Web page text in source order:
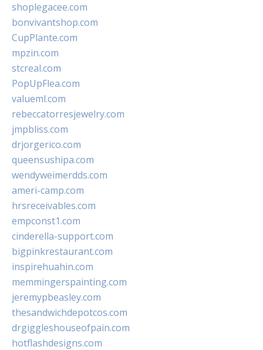
shoplegacee.com
bonvivantshop.com
CupPlante.com
mpzin.com
stcreal.com
PopUpFlea.com
valueml.com
rebeccatorresjewelry.com
jmpbliss.com
drjorgerico.com
queensushipa.com
wendyweimerdds.com
ameri-camp.com
hrsreceivables.com
empconst1.com
cinderella-support.com
bigpinkrestaurant.com
inspirehuahin.com
memmingerspainting.com
jeremypbeasley.com
thesandwichdepotcos.com
drgiggleshouseofpain.com
hotflashdesigns.com